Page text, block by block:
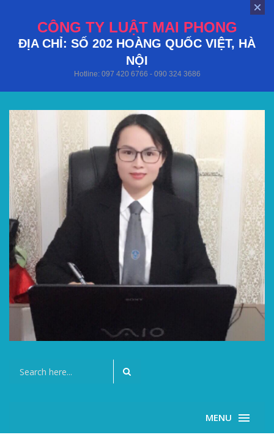
CÔNG TY LUẬT MAI PHONG
ĐỊA CHỈ: SỐ 202 HOÀNG QUỐC VIỆT, HÀ
NỘI
Hotline: 097 420 6766 - 090 324 3686
MENU